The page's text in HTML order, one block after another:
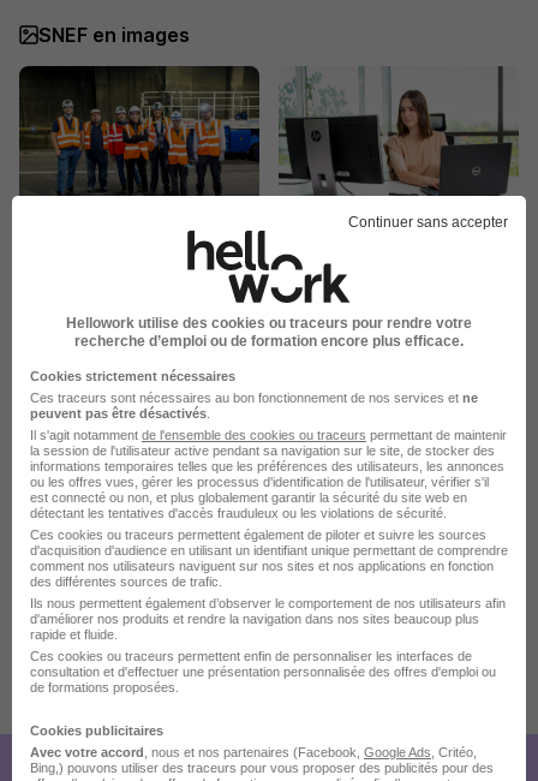
SNEF en images
11 de plus
La carte
13127 Vitrolles
Localiser le poste
Publiée le 29/07/2026 - Réf : 7351278
Continuer sans accepter
Hellowork utilise des cookies ou traceurs pour rendre votre
recherche d’emploi ou de formation encore plus efficace.
Cookies strictement nécessaires
Ces traceurs sont nécessaires au bon fonctionnement de nos services et ne
peuvent pas être désactivés
Il s'agit notamment de l'ensemble des cookies ou traceurs permettant de maintenir
la session de l'utilisateur active pendant sa navigation sur le site, de stocker des
informations temporaires telles que les préférences des utilisateurs, les annonces
ou les offres vues, gérer les processus d'identification de l'utilisateur, vérifier s'il
est connecté ou non, et plus globalement garantir la sécurité du site web en
détectant les tentatives d'accès frauduleux ou les violations de sécurité.
Ces cookies ou traceurs permettent également de piloter et suivre les sources
d'acquisition d'audience en utilisant un identifiant unique permettant de comprendre
comment nos utilisateurs naviguent sur nos sites et nos applications en fonction
des différentes sources de trafic.
Ils nous permettent également d’observer le comportement de nos utilisateurs afin
d'améliorer nos produits et rendre la navigation dans nos sites beaucoup plus
rapide et fluide.
Ces cookies ou traceurs permettent enfin de personnaliser les interfaces de
consultation et d'effectuer une présentation personnalisée des offres d'emploi ou
de formations proposées.
Cookies publicitaires
Avec votre accord , nous et nos partenaires (Facebook, Google Ads , Critéo,
Bing,) pouvons utiliser des traceurs pour vous proposer des publicités pour des